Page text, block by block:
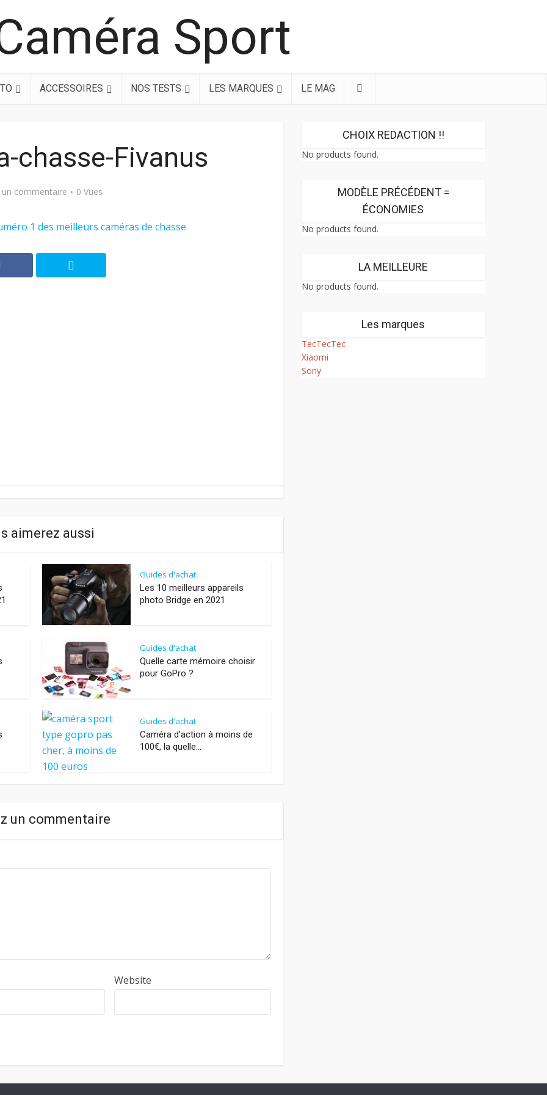
ACCESSOIRES NOS TESTS LES MARQUES LE MAG
chasse-Fivanus
commentaire 0 Vues
aimerez aussi
Guides d'achat
Les 10 meilleurs appareils
photo Bridge en 2021
Guides d'achat
Quelle carte mémoire choisir
pour GoPro ?
Guides d'achat
Caméra d’action à moins de
100€, la quelle...
un commentaire
Website
CHOIX REDACTION !!
No products found.
MODÈLE PRÉCÉDENT =
ÉCONOMIES
No products found.
LA MEILLEURE
No products found.
Les marques
TecTecTec
Xiaomi
Sony